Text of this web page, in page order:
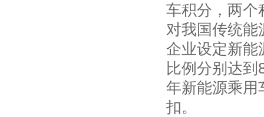
车积分，两个
对我国传统能
企业设定新能
比例分别达
年新能源乘用
扣。